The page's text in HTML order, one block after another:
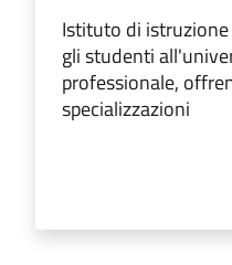
Istituto di
gli studenti
professionale,
specializzazioni